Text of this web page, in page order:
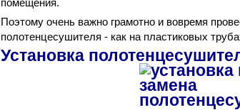
помещения.
Поэтому очень важно грамотно и вовремя
полотенцесушителя - как на пластиковых
Установка